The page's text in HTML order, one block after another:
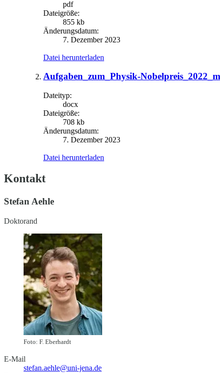
pdf
Dateigröße:
855 kb
Änderungsdatum:
7. Dezember 2023
Datei herunterladen
Aufgaben_zum_Physik-
Dateityp:
docx
Dateigröße:
708 kb
Änderungsdatum:
7. Dezember 2023
Datei herunterladen
Kontakt
Stefan Aehle
Doktorand
Foto: F. Eberhardt
E-Mail
stefan.aehle@uni-jena.de